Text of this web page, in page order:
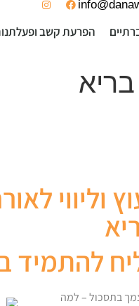
הפרעת קשב
וליווי
להתמיד
בתסכול – למה